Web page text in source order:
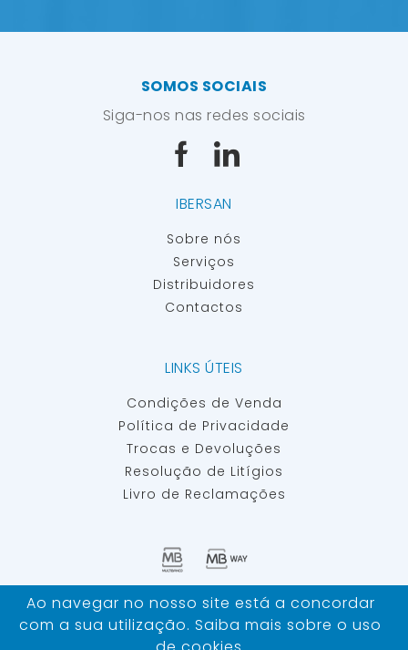
IBERSAN
Sobre nós
Serviços
Distribuidores
Contactos
SOMOS SOCIAIS
Siga-nos nas redes sociais
LINKS ÚTEIS
Condições de Venda
Política de Privacidade
Trocas e Devoluções
Resolução de Litígios
Livro de Reclamações
IBERSAN - MATERIAIS E EQUIPAMENTOS PARA INSEMINAÇÃO
ARTIFICIAL ©TODOS OS DIREITOS RESERVADOS
Ao navegar no nosso site está a concordar
com a sua utilização. Saiba mais sobre o uso